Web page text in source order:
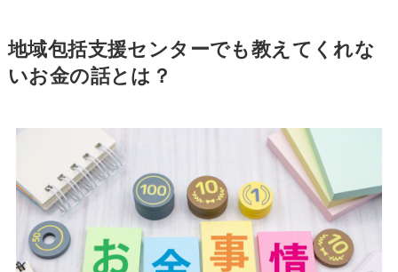
地域包括支援センターでも教えてくれな
いお金の話とは？